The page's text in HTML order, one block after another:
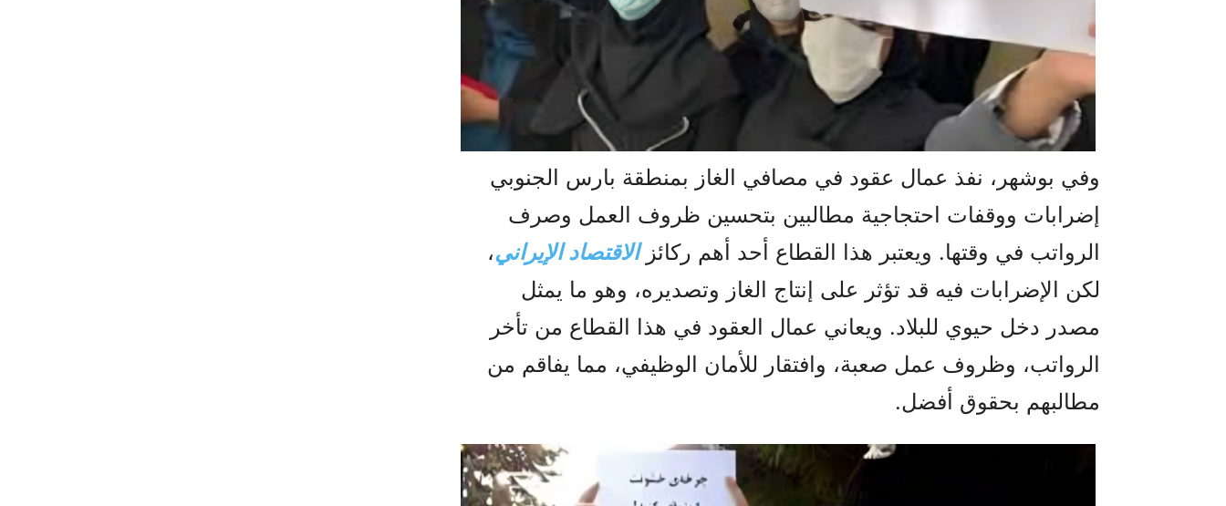
وفي بوشهر، نفذ عمال عقود في مصافي الغاز بمنطقة بارس الجنوبي
إضرابات ووقفات احتجاجية مطالبين بتحسين ظروف العمل وصرف
الرواتب في وقتها. ويعتبر هذا القطاع أحد أهم ركائزالاقتصاد الإيراني،
لكن الإضرابات فيه قد تؤثر على إنتاج الغاز وتصديره، وهو ما يمثل
مصدر دخل حيوي للبلاد. ويعاني عمال العقود في هذا القطاع من تأخر
الرواتب، وظروف عمل صعبة، وافتقار للأمان الوظيفي، مما يفاقم من
مطالبهم بحقوق أفضل.